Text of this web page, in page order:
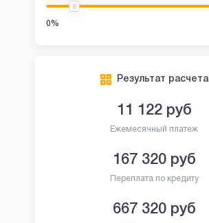
0%
Результат расчета
11 122руб
Ежемесячный платеж
167 320руб
Переплата по кредиту
667 320руб